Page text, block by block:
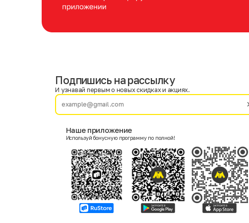
Фамилия
Женский
Согласие на получение чеков по электронной почте
Подпишись на рассылку
И узнавай первым о новых скидках и акциях.
Наше приложение
Используй бонусную программу по полной!